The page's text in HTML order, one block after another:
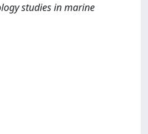
studies in marine